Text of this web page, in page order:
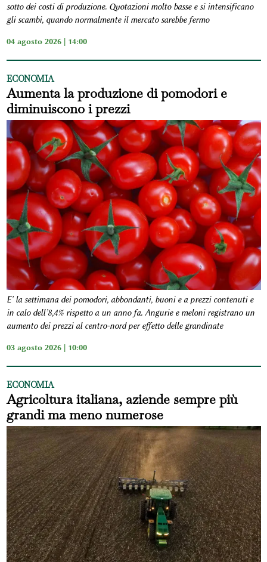
sotto dei costi di produzione. Quotazioni molto basse e si intensificano
gli scambi, quando normalmente il mercato sarebbe fermo
04 agosto 2026 | 14:00
ECONOMIA
Aumenta la produzione di pomodori e
diminuiscono i prezzi
E' la settimana dei pomodori, abbondanti, buoni e a prezzi contenuti e
in calo dell’8,4% rispetto a un anno fa. Angurie e meloni registrano un
aumento dei prezzi al centro-nord per effetto delle grandinate
03 agosto 2026 | 10:00
ECONOMIA
Agricoltura italiana, aziende sempre più
grandi ma meno numerose